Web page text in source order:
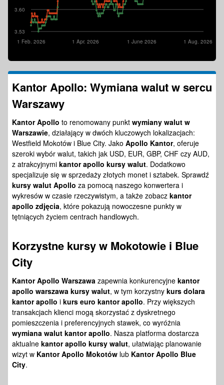
3.53
3.60
1 Aug. 2026
1 June 2026
1 Apr. 2026
1 Feb. 2026
Kantor Apollo: Wymiana walut w sercu
Warszawy
Kantor Apollo to renomowany punkt wymiany walut w
Warszawie, działający w dwóch kluczowych lokalizacjach:
Westfield Mokotów i Blue City. Jako Apollo Kantor, oferuje
szeroki wybór walut, takich jak USD, EUR, GBP, CHF czy AUD,
z atrakcyjnymi kantor apollo kursy walut. Dodatkowo
specjalizuje się w sprzedaży złotych monet i sztabek. Sprawdź
kursy walut Apollo za pomocą naszego konwertera i
wykresów w czasie rzeczywistym, a także zobacz kantor
apollo zdjęcia, które pokazują nowoczesne punkty w
tętniących życiem centrach handlowych.
Korzystne kursy w Mokotowie i Blue
City
Kantor Apollo Warszawa zapewnia konkurencyjne kantor
apollo warszawa kursy walut, w tym korzystny kurs dolara
kantor apollo i kurs euro kantor apollo. Przy większych
transakcjach klienci mogą skorzystać z dyskretnego
pomieszczenia i preferencyjnych stawek, co wyróżnia
wymiana walut kantor apollo. Nasza platforma dostarcza
aktualne kantor apollo kursy walut, ułatwiając planowanie
wizyt w Kantor Apollo Mokotów lub Kantor Apollo Blue
City.